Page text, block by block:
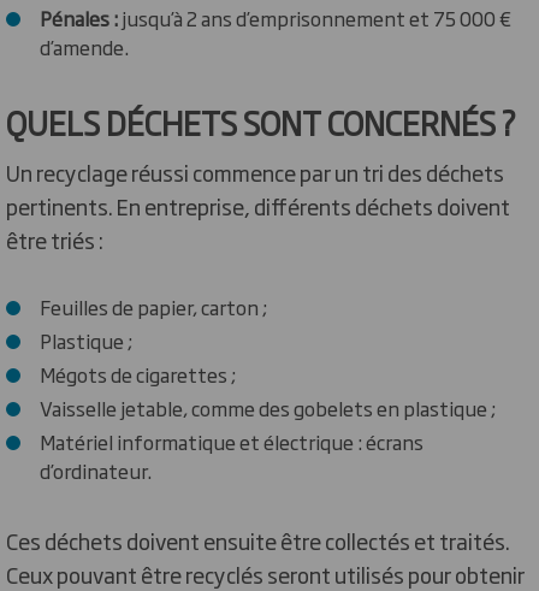
Pénales :jusqu’à 2 ans d’emprisonnement et 75 000 €
d’amende.
QUELS DÉCHETS SONT CONCERNÉS ?
Un recyclage réussi commence par un tri des déchets
pertinents. En entreprise, différents déchets doivent
être triés :
Feuilles de papier, carton ;
Plastique ;
Mégots de cigarettes ;
Vaisselle jetable, comme des gobelets en plastique ;
Matériel informatique et électrique : écrans
d’ordinateur.
Ces déchets doivent ensuite être collectés et traités.
Ceux pouvant être recyclés seront utilisés pour obtenir